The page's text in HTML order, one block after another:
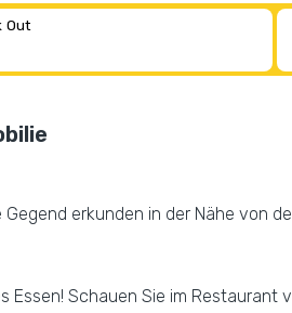
Out
Gegend erkunden in der Nähe von
Essen! Schauen Sie im